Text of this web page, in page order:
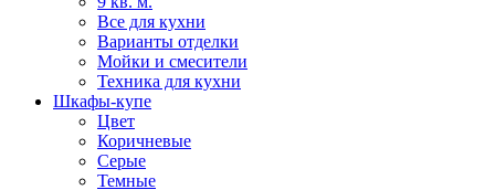
Все для кухни
Варианты отделки
Мойки и смесители
Техника для кухни
Шкафы-купе
Цвет
Коричневые
Серые
Темные